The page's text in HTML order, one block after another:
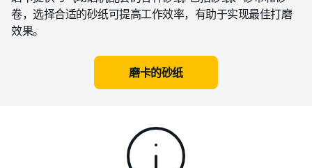
卷，选择合适的砂纸可提高工作效率，有助于实现最佳打磨
效果。
磨卡的砂纸